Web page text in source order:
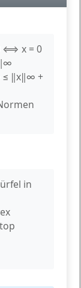
⟺ x = 0
≤ ‖x‖∞ +
in